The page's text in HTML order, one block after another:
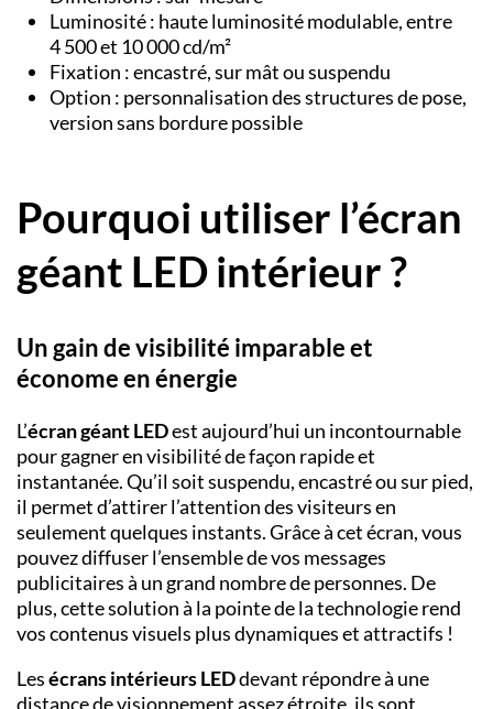
Luminosité : haute luminosité modulable, entre
4 500 et 10 000 cd/m²
Fixation : encastré, sur mât ou suspendu
Option : personnalisation des structures de pose,
version sans bordure possible
Pourquoi utiliser l’écran
géant LED intérieur ?
Un gain de visibilité imparable et
économe en énergie
L’écran géant LEDest aujourd’hui un incontournable
pour gagner en visibilité de façon rapide et
instantanée. Qu’il soit suspendu, encastré ou sur pied,
il permet d’attirer l’attention des visiteurs en
seulement quelques instants. Grâce à cet écran, vous
pouvez diffuser l’ensemble de vos messages
publicitaires à un grand nombre de personnes. De
plus, cette solution à la pointe de la technologie rend
vos contenus visuels plus dynamiques et attractifs !
Lesécrans intérieursLEDdevant répondre à une
distance de visionnement assez étroite, ils sont